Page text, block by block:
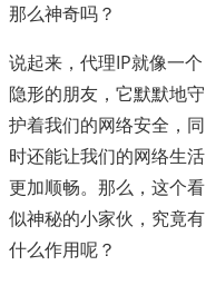
那么神奇吗？
说起来，代理IP就像一个
隐形的朋友，它默默地守
护着我们的网络安全，同
时还能让我们的网络生活
更加顺畅。那么，这个看
似神秘的小家伙，究竟有
什么作用呢？